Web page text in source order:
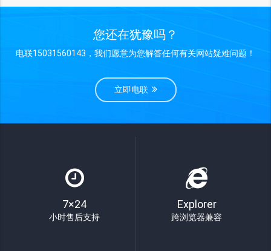
您还在犹豫吗？
电联15031560143，我们愿意为您解答任何有关网站疑难问题！
立即电联
7×24
小时售后支持
Explorer
跨浏览器兼容